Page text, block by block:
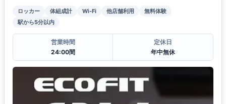
ロッカー 体組成計 Wi-Fi 他店舗利用
無料体験
駅から5分以内
営業時間
24:00間
定休日
年中無休